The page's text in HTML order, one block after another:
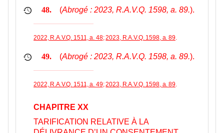
48. (Abrogé : 2023, R.A.V.Q. 1598, a. 89.).
2022, R.A.V.Q. 1511, a. 48;2023, R.A.V.Q. 1598, a. 89.
49. (Abrogé : 2023, R.A.V.Q. 1598, a. 89.).
2022, R.A.V.Q. 1511, a. 49;2023, R.A.V.Q. 1598, a. 89.
CHAPITRE XX
TARIFICATION RELATIVE À LA